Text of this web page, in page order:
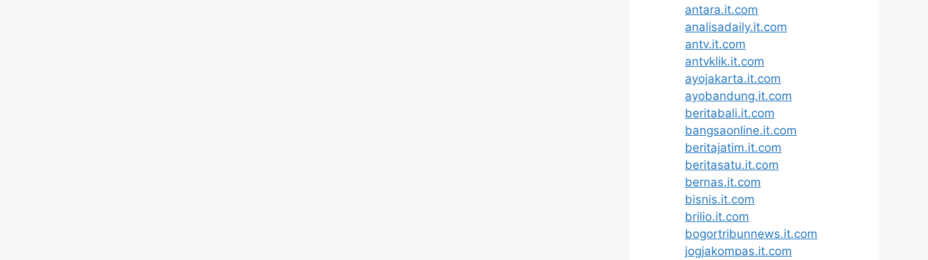
antara.it.com
analisadaily.it.com
antv.it.com
antvklik.it.com
ayojakarta.it.com
ayobandung.it.com
beritabali.it.com
bangsaonline.it.com
beritajatim.it.com
beritasatu.it.com
bernas.it.com
bisnis.it.com
brilio.it.com
bogortribunnews.it.com
jogjakompas.it.com